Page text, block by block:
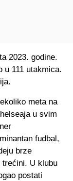
2023. godine.
u 111 utakmica.
meta na
u svim
fudbal,
brze
U klubu
postati